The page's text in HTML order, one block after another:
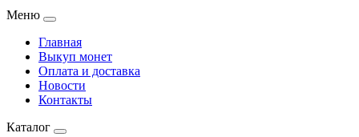
Меню
Главная
Выкуп монет
Оплата и доставка
Новости
Контакты
Каталог